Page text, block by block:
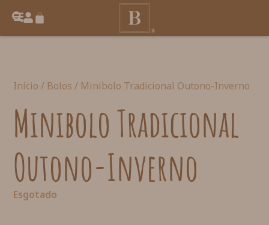
Início / Bolos / Minibolo Tradicional Outono-Inverno
Minibolo Tradicional
Outono-Inverno
Esgotado